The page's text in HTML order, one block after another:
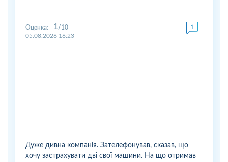
Оценка: 1
10
05.08.2026 16:23
Дуже дивна компанія. Зателефонував, сказав, що
хочу застрахувати дві свої машини. На що отримав